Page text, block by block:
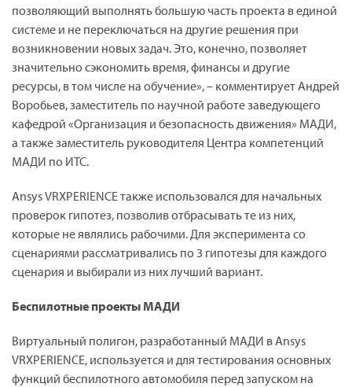
позволяющий выполнять большую часть проекта в единой
системе и не переключаться на другие решения при
возникновении новых задач. Это, конечно, позволяет
значительно сэкономить время, финансы и другие
ресурсы, в том числе на обучение», – комментирует Андрей
Воробьев, заместитель по научной работе заведующего
кафедрой «Организация и безопасность движения» МАДИ,
а также заместитель руководителя Центра компетенций
МАДИ по ИТС.
AnsysVRXPERIENCEтакже использовался для начальных
проверок гипотез, позволив отбрасывать те из них,
которые не являлись рабочими. Для эксперимента со
сценариями рассматривались по 3 гипотезы для каждого
сценария и выбирали из них лучший вариант.
Беспилотные проекты МАДИ
Виртуальный полигон, разработанный МАДИ вAnsys
VRXPERIENCE, используется и для тестирования основных
функций беспилотного автомобиля перед запуском на